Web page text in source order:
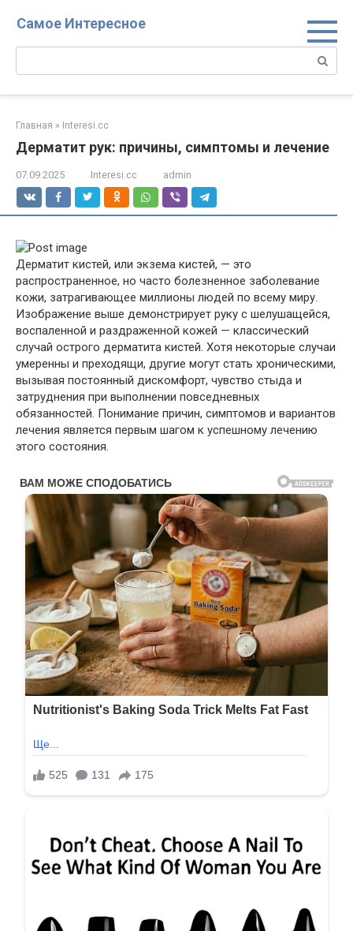
Самое Интересное
Поиск:
Главная » Interesi.cc
Дерматит рук: причины, симптомы и лечение
07.09.2025 Interesi.cc admin
Дерматит кистей, или экзема кистей, — это
распространенное, но часто болезненное заболевание
кожи, затрагивающее миллионы людей по всему миру.
Изображение выше демонстрирует руку с шелушащейся,
воспаленной и раздраженной кожей — классический
случай острого дерматита кистей. Хотя некоторые случаи
умеренны и преходящи, другие могут стать хроническими,
вызывая постоянный дискомфорт, чувство стыда и
затруднения при выполнении повседневных
обязанностей. Понимание причин, симптомов и вариантов
лечения является первым шагом к успешному лечению
этого состояния.